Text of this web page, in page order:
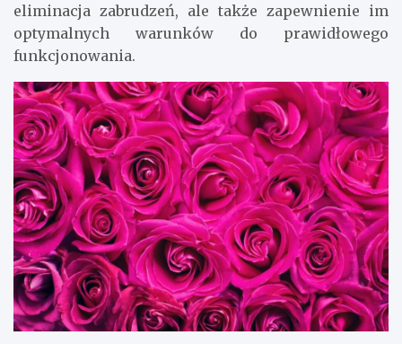
eliminacja zabrudzeń, ale także zapewnienie im
optymalnych warunków do prawidłowego
funkcjonowania.